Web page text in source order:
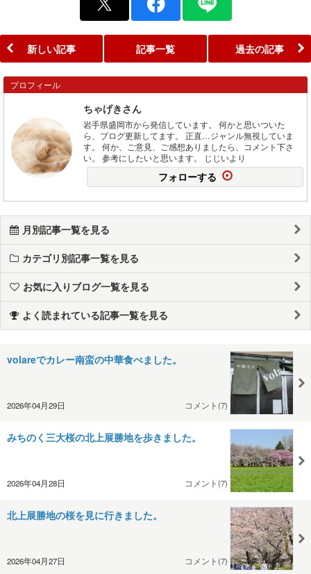
新しい記事 記事一覧 過去の記事
プロフィール
ちゃげきさん
岩手県盛岡市から発信しています。 何かと思いついた
ら、ブログ更新してます。 正直…ジャンル無視していま
す。 何か、ご意見、ご感想ありましたら、コメント下さ
い。 参考にしたいと思います。 じじいより
フォローする
月別記事一覧を見る
カテゴリ別記事一覧を見る
お気に入りブログ一覧を見る
よく読まれている記事一覧を見る
volareでカレー南蛮の中華食べました。
2026年04月29日 コメント(7)
みちのく三大桜の北上展勝地を歩きました。
2026年04月28日 コメント(7)
北上展勝地の桜を見に行きました。
2026年04月27日 コメント(7)